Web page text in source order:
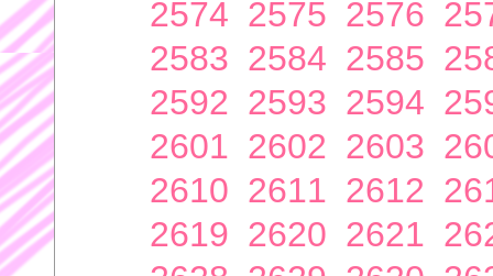
2574 2575 2576
2583 2584 2585
2592 2593 2594
2601 2602 2603
2610 2611 2612
2619 2620 2621